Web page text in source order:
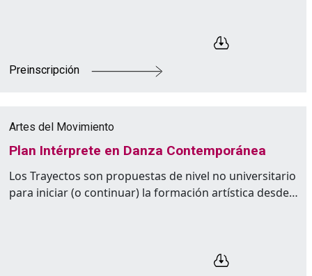
Preinscripción
Artes del Movimiento
Plan Intérprete en Danza Contemporánea
Los Trayectos son propuestas de nivel no universitario
para iniciar (o continuar) la formación artística desde…